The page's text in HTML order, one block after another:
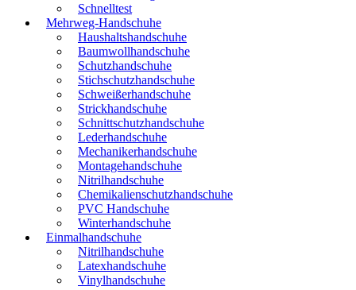
Schnelltest
Mehrweg-Handschuhe
Haushaltshandschuhe
Baumwollhandschuhe
Schutzhandschuhe
Stichschutzhandschuhe
Schweißerhandschuhe
Strickhandschuhe
Schnittschutzhandschuhe
Lederhandschuhe
Mechanikerhandschuhe
Montagehandschuhe
Nitrilhandschuhe
Chemikalienschutzhandschuhe
PVC Handschuhe
Winterhandschuhe
Einmalhandschuhe
Nitrilhandschuhe
Latexhandschuhe
Vinylhandschuhe